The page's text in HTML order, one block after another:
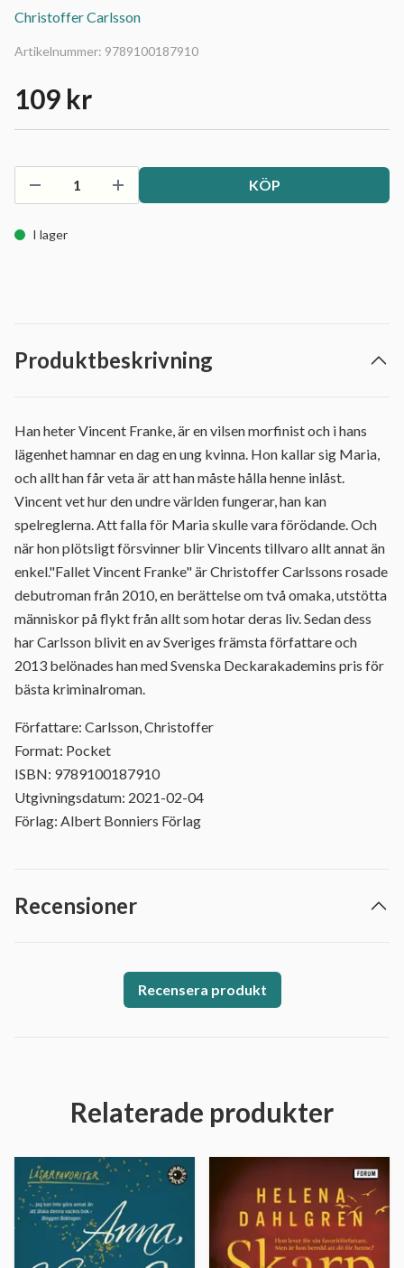
Christoffer Carlsson
Artikelnummer: 9789100187910
109 kr
KÖP
I lager
Produktbeskrivning
Han heter Vincent Franke, är en vilsen morfinist och i hans
lägenhet hamnar en dag en ung kvinna. Hon kallar sig Maria,
och allt han får veta är att han måste hålla henne inlåst.
Vincent vet hur den undre världen fungerar, han kan
spelreglerna. Att falla för Maria skulle vara förödande. Och
när hon plötsligt försvinner blir Vincents tillvaro allt annat än
enkel."Fallet Vincent Franke" är Christoffer Carlssons rosade
debutroman från 2010, en berättelse om två omaka, utstötta
människor på flykt från allt som hotar deras liv. Sedan dess
har Carlsson blivit en av Sveriges främsta författare och
2013 belönades han med Svenska Deckarakademins pris för
bästa kriminalroman.
Författare: Carlsson, Christoffer
Format: Pocket
ISBN: 9789100187910
Utgivningsdatum: 2021-02-04
Förlag: Albert Bonniers Förlag
Recensioner
Recensera produkt
Relaterade produkter